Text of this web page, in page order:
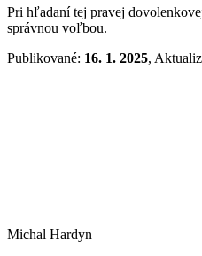
Pri hľadaní tej pravej
správnou voľbou.
Publikované: 16. 1. 2025,
Michal Hardyn